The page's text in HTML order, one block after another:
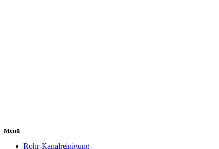
Menü
Rohr-Kanalreinigung